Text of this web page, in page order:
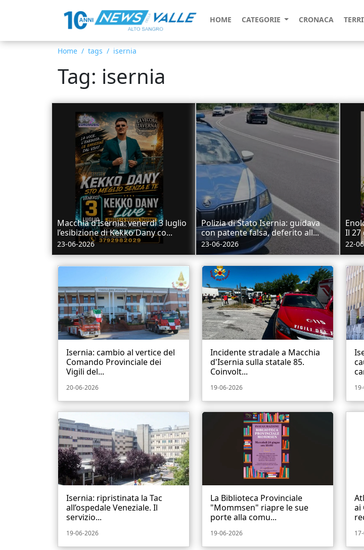
HOME CATEGORIE CRONACA
Home tags isernia
Tag: isernia
Macchia d’Isernia: venerdì 3 luglio
l’esibizione di Kekko Dany co...
23-06-2026
Polizia di Stato Isernia: guidava
con patente falsa, deferito all...
23-06-2026
Il 27
22-
Isernia: cambio al vertice del
Comando Provinciale dei
Vigili del...
20-06-2026
Incidente stradale a Macchia
d'Isernia sulla statale 85.
Coinvolt...
19-06-2026
Isernia: ripristinata la Tac
all’ospedale Veneziale. Il
servizio...
19-06-2026
La Biblioteca Provinciale
"Mommsen" riapre le sue
porte alla comu...
19-06-2026
ai